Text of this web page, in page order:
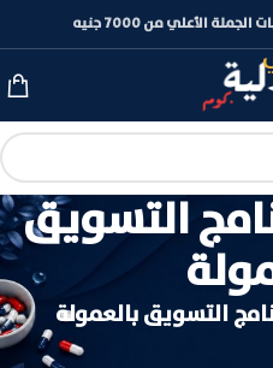
التسويق
التسويق بالعمولة